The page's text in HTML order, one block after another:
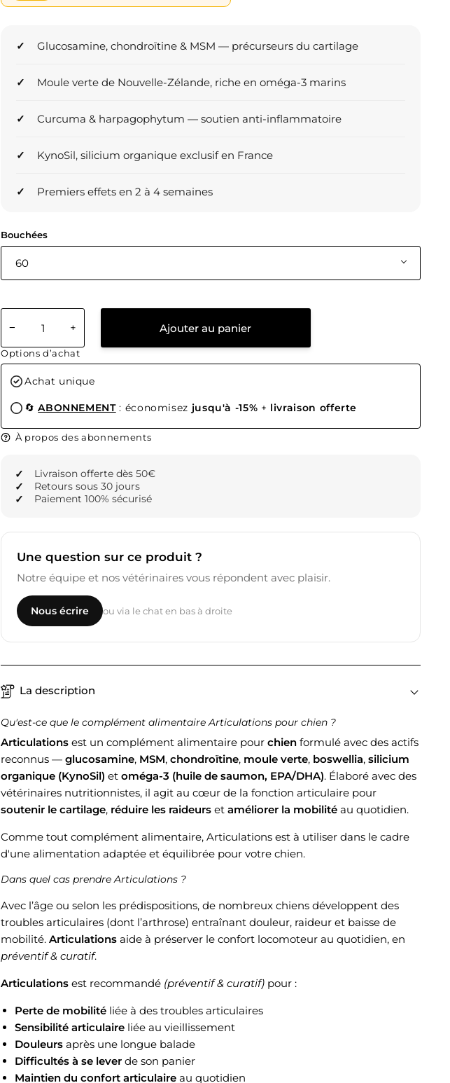
Glucosamine, chondroïtine & MSM — précurseurs du cartilage
Moule verte de Nouvelle-Zélande, riche en oméga-3 marins
Curcuma & harpagophytum — soutien anti-inflammatoire
KynoSil, silicium organique exclusif en France
Premiers effets en 2 à 4 semaines
Bouchées
60
− + Ajouter au panier
Options d’achat
Achat unique
🔄ABONNEMENT: économisez jusqu'à -15% + livraison offerte
À propos des abonnements
Livraison offerte dès 50€
Retours sous 30 jours
Paiement 100% sécurisé
Une question sur ce produit ?
Notre équipe et nos vétérinaires vous répondent avec plaisir.
Nous écrire ou via le chat en bas à droite
La description
Qu'est-ce que le complément alimentaire Articulations pour chien ?
Articulations est un complément alimentaire pour chien formulé avec des actifs
reconnus — glucosamine, MSM, chondroïtine, moule verte, boswellia, silicium
organique (KynoSil) et oméga-3 (huile de saumon, EPA/DHA). Élaboré avec des
vétérinaires nutritionnistes, il agit au cœur de la fonction articulaire pour
soutenir le cartilage, réduire les raideurs et améliorer la mobilité au quotidien.
Comme tout complément alimentaire, Articulations est à utiliser dans le cadre
d'une alimentation adaptée et équilibrée pour votre chien.
Dans quel cas prendre Articulations ?
Avec l’âge ou selon les prédispositions, de nombreux chiens développent des
troubles articulaires (dont l’arthrose) entraînant douleur, raideur et baisse de
mobilité. Articulations aide à préserver le confort locomoteur au quotidien, en
préventif & curatif.
Articulations est recommandé (préventif & curatif) pour :
Perte de mobilité liée à des troubles articulaires
Sensibilité articulaire liée au vieillissement
Douleurs après une longue balade
Difficultés à se lever de son panier
Maintien du confort articulaire au quotidien